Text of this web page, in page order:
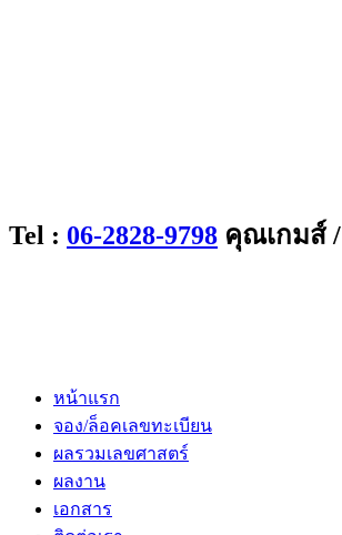
Tel : 06-2828-9798 คุณเกมส์ /
หน้าแรก
จอง/ล็อคเลขทะเบียน
ผลรวมเลขศาสตร์
ผลงาน
เอกสาร